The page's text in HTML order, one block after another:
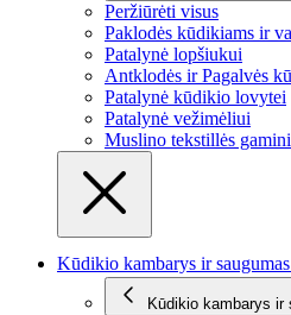
Peržiūrėti visus
Paklodės kūdikiams ir
Patalynė lopšiukui
Antklodės ir Pagalvės
Patalynė kūdikio lovytei
Patalynė vežimėliui
Muslino tekstillės
Kūdikio kambarys ir saugumas
Kūdikio kambarys ir